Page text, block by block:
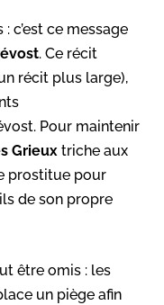
c’est ce message
. Ce récit
récit plus large),
Pour maintenir
Grieux triche aux
prostitue pour
de son propre
être omis : les
un piège afin